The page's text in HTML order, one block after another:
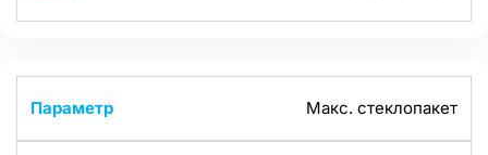
Макс. стеклопакет